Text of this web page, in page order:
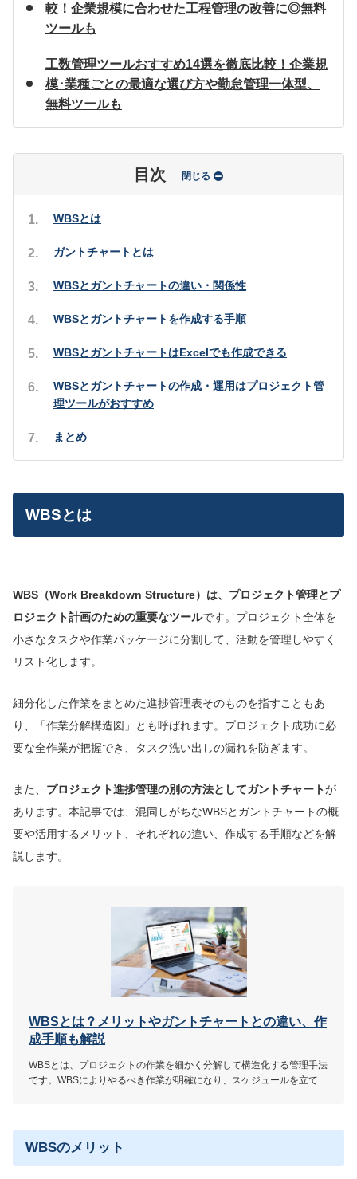
較！企業規模に合わせた工程管理の改善に◎無料
ツールも
工数管理ツールおすすめ14選を徹底比較！企業規
模･業種ごとの最適な選び方や勤怠管理一体型、
無料ツールも
目次 閉じる
WBSとは
ガントチャートとは
WBSとガントチャートの違い・関係性
WBSとガントチャートを作成する手順
WBSとガントチャートはExcelでも作成できる
WBSとガントチャートの作成・運用はプロジェクト管
理ツールがおすすめ
まとめ
WBSとは
WBS（Work Breakdown Structure）は、プロジェクト管理とプ
ロジェクト計画のための重要なツールです。プロジェクト全体を
小さなタスクや作業パッケージに分割して、活動を管理しやすく
リスト化します。
細分化した作業をまとめた進捗管理表そのものを指すこともあ
り、「作業分解構造図」とも呼ばれます。プロジェクト成功に必
要な全作業が把握でき、タスク洗い出しの漏れを防ぎます。
また、 プロジェクト進捗管理の別の方法としてガントチャートが
あります。本記事では、混同しがちなWBSとガントチャートの概
要や活用するメリット、それぞれの違い、作成する手順などを解
説します。
WBSとは？メリットやガントチャートとの違い、作
成手順も解説
WBSとは、プロジェクトの作業を細かく分解して構造化する管理手法
です。WBSによりやるべき作業が明確になり、スケジュールを立てや
WBSのメリット